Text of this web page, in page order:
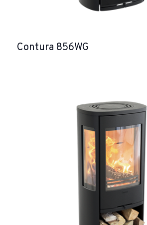
Contura 856WG